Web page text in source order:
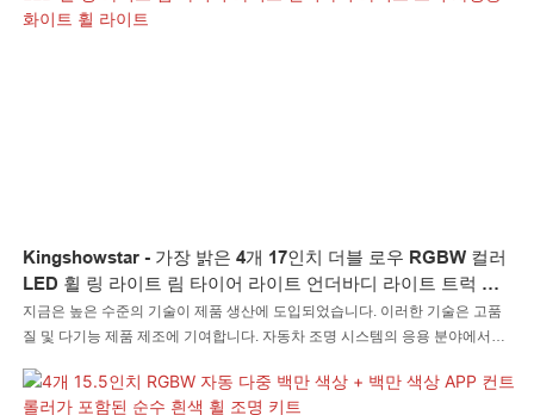
Kingshowstar - 가장 밝은 4개 17인치 더블 로우 RGBW 컬러
LED 휠 링 라이트 림 타이어 라이트 언더바디 라이트 트럭 차
량용 화이트 휠 라이트
지금은 높은 수준의 기술이 제품 생산에 도입되었습니다. 이러한 기술은 고품
질 및 다기능 제품 제조에 기여합니다. 자동차 조명 시스템의 응용 분야에서
어 라이트 언더바디 라이트 트럭 자동차용은 흔히 볼 수 있고 널리 사용됩니다.